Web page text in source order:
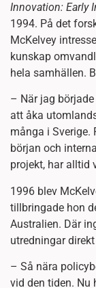
Innovation: Early
1994. På det
McKelvey
kunskap
hela samhällen.
– När jag
att åka
många i
början och
projekt, har alltid
1996 blev
tillbringade hon
Australien. Där
utredningar
– Så nära
vid den tiden. Nu